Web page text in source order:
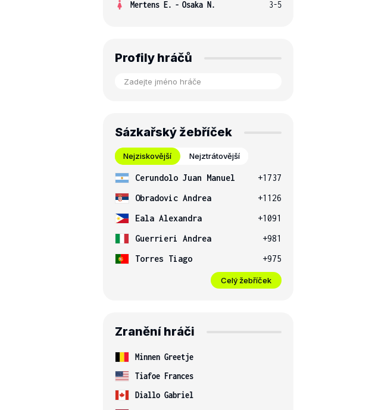
Mertens E. - Osaka N. 3-5
Profily hráčů
Sázkařský žebříček
Nejziskovější Nejztrátovější
Cerundolo Juan Manuel
+1737
Obradovic Andrea
+1126
Eala Alexandra
+1091
Guerrieri Andrea
+981
Torres Tiago
+975
Celý žebříček
Zranění hráči
Minnen Greetje
Tiafoe Frances
Diallo Gabriel